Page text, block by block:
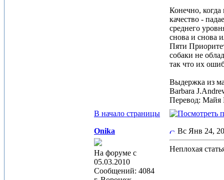
Конечно,
качество -
среднего
снова и снова
Пяти
собаки не
так что их
Выдержка из
Barbara
Перевод: Майя
В начало страницы
Onika
На форуме с
05.03.2010
Сообщений: 4084
Вс Янв 24,
Неплохая